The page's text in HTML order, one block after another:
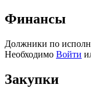
Финансы
Должники по
Необходимо Войти
Закупки